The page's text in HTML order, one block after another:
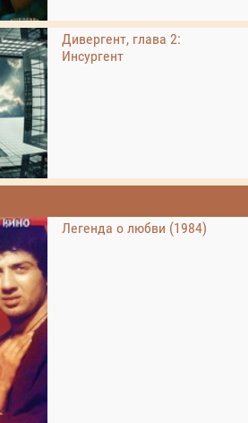
Дивергент, глава 2:
Инсургент
Легенда о любви (1984)